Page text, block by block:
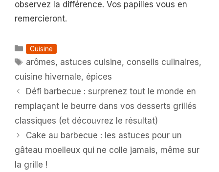
observez la différence. Vos papilles vous en
remercieront.
Catégories
Cuisine
Étiquettes
arômes, astuces cuisine, conseils culinaires,
cuisine hivernale, épices
Défi barbecue : surprenez tout le monde en
remplaçant le beurre dans vos desserts grillés
classiques (et découvrez le résultat)
Cake au barbecue : les astuces pour un
gâteau moelleux qui ne colle jamais, même sur
la grille !